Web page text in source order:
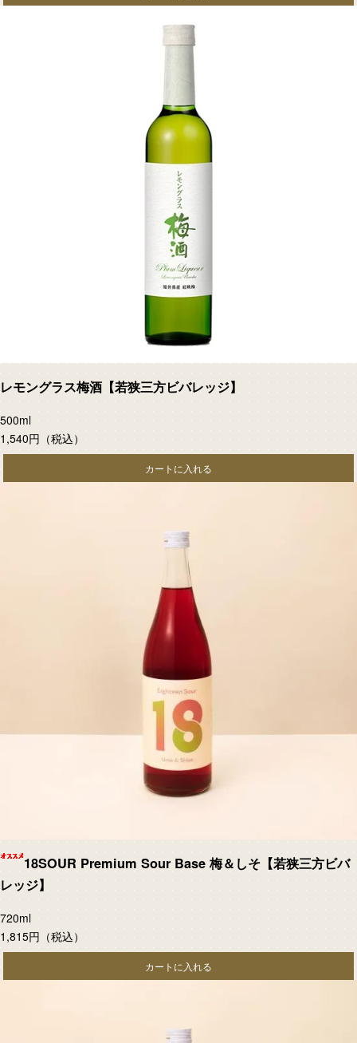
レモングラス梅酒【若狭三方ビバレッジ】
500ml
1,540円 （税込）
カートに入れる
18SOUR Premium Sour Base 梅＆しそ【若狭三方ビバ
レッジ】
720ml
1,815円 （税込）
カートに入れる